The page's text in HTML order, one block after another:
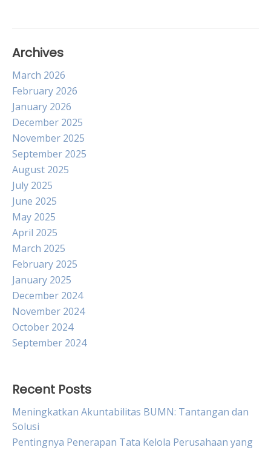
Archives
March 2026
February 2026
January 2026
December 2025
November 2025
September 2025
August 2025
July 2025
June 2025
May 2025
April 2025
March 2025
February 2025
January 2025
December 2024
November 2024
October 2024
September 2024
Recent Posts
Meningkatkan Akuntabilitas BUMN: Tantangan dan
Solusi
Pentingnya Penerapan Tata Kelola Perusahaan yang